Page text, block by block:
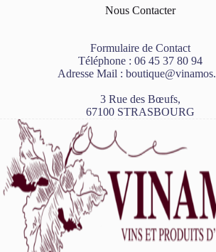
Nous Contacter
Formulaire de Contact
Téléphone : 06 45 37 80 94
Adresse Mail :
3 Rue des Bœufs,
67100 STRASBOURG